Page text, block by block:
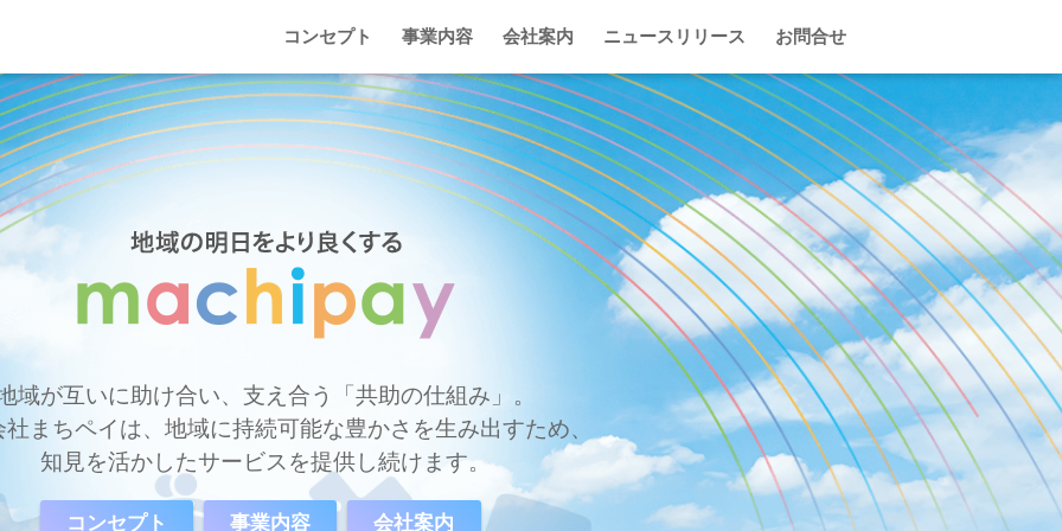
コンセプト 事業内容 会社案内 ニュースリリース お問合せ
域が互いに助け合い、支え合う「共助の仕組み」。
まちペイは、地域に持続可能な豊かさを生み出すため、
知見を活かしたサービスを提供し続けます。
コンセプト 事業内容 会社案内